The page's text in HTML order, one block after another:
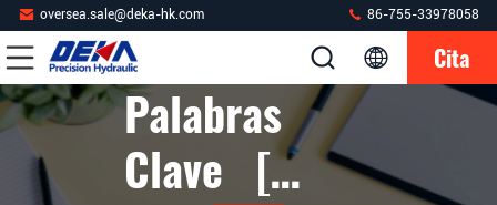
oversea.sale@deka-hk.com 86-755-33978058
Cita
Palabras
Clave [